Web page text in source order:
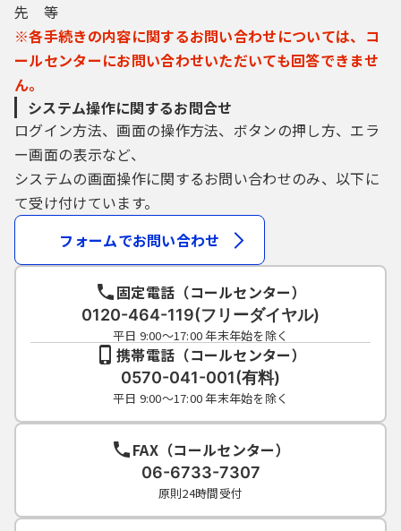
先 等
※各手続きの内容に関するお問い合わせについては、コ
ールセンターにお問い合わせいただいても回答できませ
ん。
システム操作に関するお問合せ
ログイン方法、画面の操作方法、ボタンの押し方、エラ
ー画面の表示など、
システムの画面操作に関するお問い合わせのみ、以下に
て受け付けています。
フォームでお問い合わせ
固定電話（コールセンター）
0120-464-119(フリーダイヤル)
平日 9:00～17:00 年末年始を除く
携帯電話（コールセンター）
0570-041-001(有料)
平日 9:00～17:00 年末年始を除く
FAX（コールセンター）
06-6733-7307
原則24時間受付